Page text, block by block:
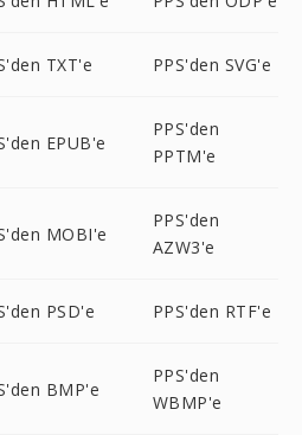
TXT'e PPS'den SVG'e
EPUB'e
PPS'den
PPTM'e
MOBI'e
PPS'den
AZW3'e
PSD'e PPS'den RTF'e
BMP'e
PPS'den
WBMP'e